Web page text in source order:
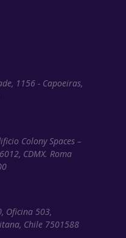
1156 - Capoeiras,
Colony Spaces –
CDMX. Roma
Oficina 503,
Chile 7501588